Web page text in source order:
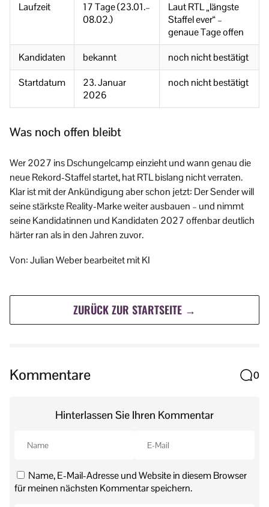
Laufzeit
17 Tage (23.01.–
08.02.)
Laut RTL „längste
Staffel ever“ –
genaue Tage offen
Kandidaten
bekannt
noch nicht bestätigt
Startdatum
23. Januar
2026
noch nicht bestätigt
Was noch offen bleibt
Wer 2027 ins Dschungelcamp einzieht und wann genau die
neue Rekord-Staffel startet, hat RTL bislang nicht verraten.
Klar ist mit der Ankündigung aber schon jetzt: Der Sender will
seine stärkste Reality-Marke weiter ausbauen – und nimmt
seine Kandidatinnen und Kandidaten 2027 offenbar deutlich
härter ran als in den Jahren zuvor.
Von: Julian Weber bearbeitet mit KI
ZURÜCK ZUR STARTSEITE →
Kommentare 0
Hinterlassen Sie Ihren Kommentar
Name, E-Mail-Adresse und Website in diesem Browser
für meinen nächsten Kommentar speichern.